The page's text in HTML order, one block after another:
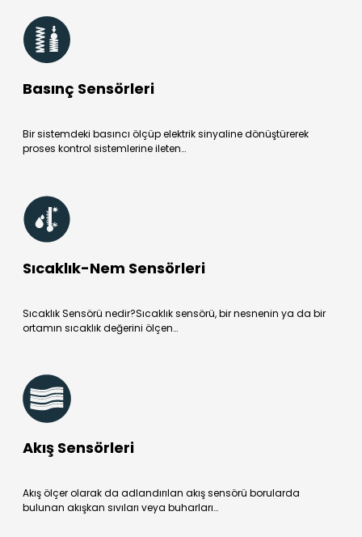
Basınç Sensörleri
Bir sistemdeki basıncı ölçüp elektrik sinyaline dönüştürerek
proses kontrol sistemlerine ileten…
Sıcaklık-Nem Sensörleri
Sıcaklık Sensörü nedir?Sıcaklık sensörü, bir nesnenin ya da bir
ortamın sıcaklık değerini ölçen…
Akış Sensörleri
Akış ölçer olarak da adlandırılan akış sensörü borularda
bulunan akışkan sıvıları veya buharları…